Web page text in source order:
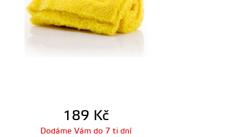
189 Kč
Dodáme Vám do 7 ti dní